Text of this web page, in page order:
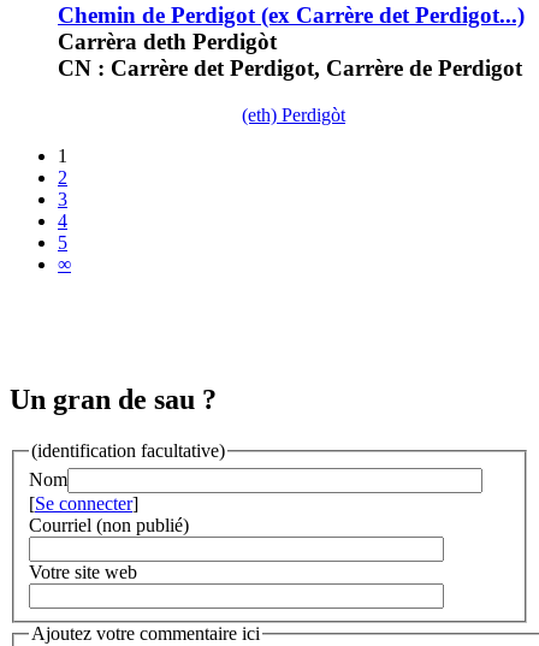
Chemin de Perdigot (ex Carrère det Perdigot...)
Carrèra deth Perdigòt
CN : Carrère det Perdigot, Carrère de Perdigot
(eth) Perdigòt
1
2
3
4
5
∞
Un gran de sau ?
(identification facultative)
Nom
[Se connecter]
Courriel (non publié)
Votre site web
Ajoutez votre commentaire ici